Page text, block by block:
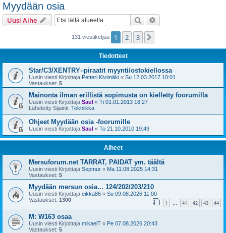
Myydään osia
Uusi Aihe Etsi
131 viestiketjua 1 2 3
Tiedotteet
Star/C3/XENTRY–piraatit myynti/ostokiellossa
Uusin viesti Kirjoittaja Petteri Kivimäki « Su 12.03.2017 10:01
Vastaukset: 5
Mainonta ilman erillistä sopimusta on kielletty foorumilla
Uusin viesti Kirjoittaja Saul « Ti 01.01.2013 18:27
Lähetetty Sijainti: Tekniikka
Ohjeet Myydään osia -foorumille
Uusin viesti Kirjoittaja Saul « To 21.10.2010 19:49
Aiheet
Mersuforum.net TARRAT, PAIDAT ym. täältä
Uusin viesti Kirjoittaja Sepmur « Ma 11.08.2025 14:31
Vastaukset: 5
Myydään mersun osia... 124/202/203/210
Uusin viesti Kirjoittaja eikka86 « Su 09.08.2026 11:00
Vastaukset: 1300 1 … 41 42 43 44
M: W163 osaa
Uusin viesti Kirjoittaja mikaelT « Pe 07.08.2026 20:43
Vastaukset: 5